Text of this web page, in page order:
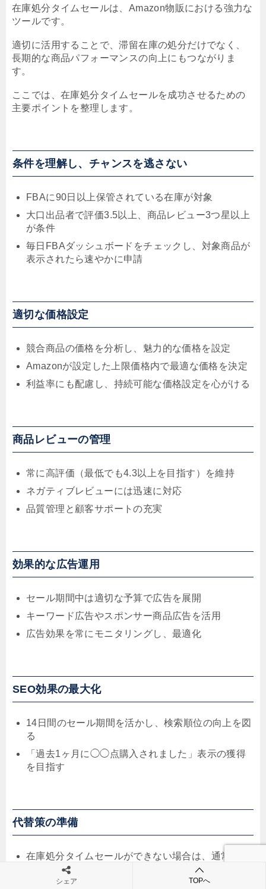
在庫処分タイムセールは、Amazon物販における強力な
ツールです。
適切に活用することで、滞留在庫の処分だけでなく、
長期的な商品パフォーマンスの向上にもつながりま
す。
ここでは、在庫処分タイムセールを成功させるための
主要ポイントを整理します。
条件を理解し、チャンスを逃さない
FBAに90日以上保管されている在庫が対象
大口出品者で評価3.5以上、商品レビュー3つ星以上
が条件
毎日FBAダッシュボードをチェックし、対象商品が
表示されたら速やかに申請
適切な価格設定
競合商品の価格を分析し、魅力的な価格を設定
Amazonが設定した上限価格内で最適な価格を決定
利益率にも配慮し、持続可能な価格設定を心がける
商品レビューの管理
常に高評価（最低でも4.3以上を目指す）を維持
ネガティブレビューには迅速に対応
品質管理と顧客サポートの充実
効果的な広告運用
セール期間中は適切な予算で広告を展開
キーワード広告やスポンサー商品広告を活用
広告効果を常にモニタリングし、最適化
SEO効果の最大化
14日間のセール期間を活かし、検索順位の向上を図
る
「過去1ヶ月に◯◯点購入されました」表示の獲得
を目指す
代替策の準備
在庫処分タイムセールができない場合は、通常のタ
イムセール、クーポン、プライム会員限定割引など
シェア TOPへ